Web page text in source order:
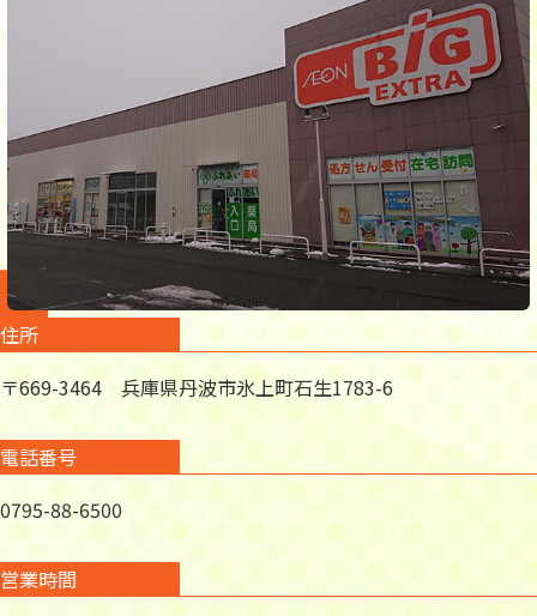
住所
〒669-3464 兵庫県丹波市氷上町石生1783-6
電話番号
0795-88-6500
営業時間